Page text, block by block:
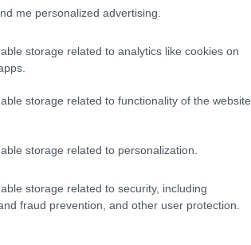
me personalized advertising.
storage related to analytics like cookies on
storage related to functionality of the website
storage related to personalization.
storage related to security, including
fraud prevention, and other user protection.
- Πρεμιέρα για το
Μουσικής Αθηνών
χορογράφου και σκηνοθέτη,
ένα ονειρικό σκηνικό
προσφέροντας σε
ανάγνωση σπάνιας
της κοσμαγάπητης ιστορίας